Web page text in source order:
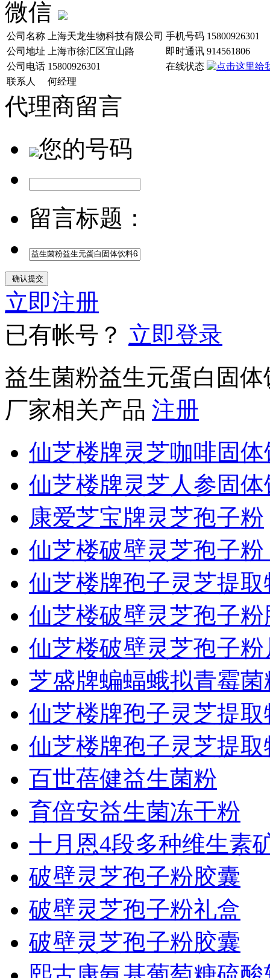
微信
公司名称 上海天龙生物科技有限公司 手机号码 15800926301
公司地址
上海市徐汇区宜山路 即时通讯 914561806
公司电话 15800926301
在线状态
联系人
何经理
代理商留言
您的号码
留言标题：
立即注册
已有帐号？ 立即登录
益生菌粉益生元蛋白固
厂家相关产品 注册
仙芝楼牌灵芝咖啡固体
仙芝楼牌灵芝人参固体
康爱芝宝牌灵芝孢子粉
仙芝楼破壁灵芝孢子粉
仙芝楼牌孢子灵芝提取
仙芝楼破壁灵芝孢子粉
仙芝楼破壁灵芝孢子粉
芝盛牌蝙蝠蛾拟青霉
仙芝楼牌孢子灵芝提
仙芝楼牌孢子灵芝提
百世蓓健益生菌粉
育倍安益生菌冻干粉
十月恩4段多种维生素
破壁灵芝孢子粉胶囊
破壁灵芝孢子粉礼盒
破壁灵芝孢子粉胶囊